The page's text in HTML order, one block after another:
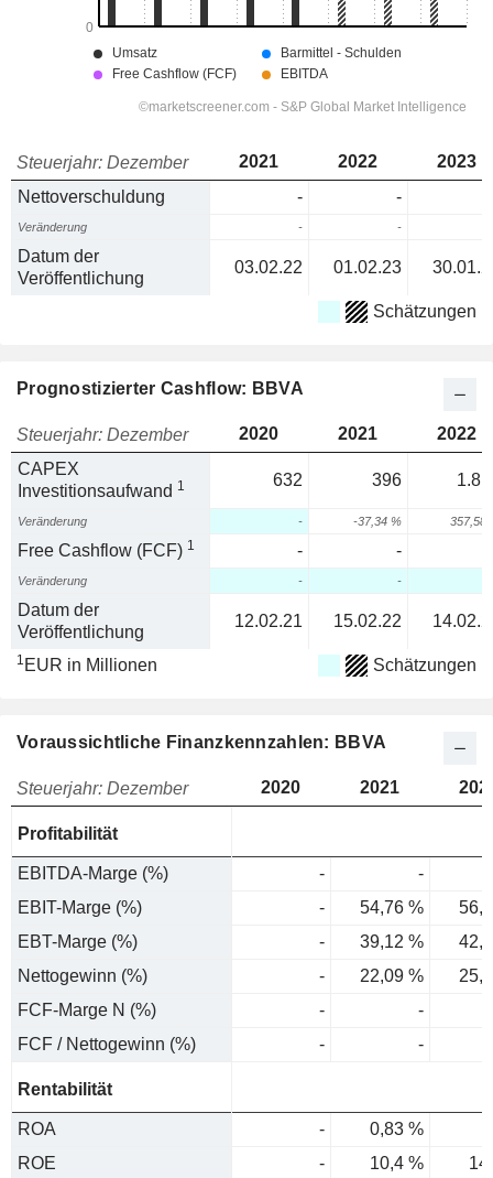
Steuerjahr: Dezember 2021 2022
2023
Nettoverschuldung
- -
Veränderung - -
Datum der
Veröffentlichung
03.02.22 01.02.23
Schätzungen
Prognostizierter Cashflow: BBVA
Steuerjahr: Dezember 2020 2021
2022
CAPEX
Investitionsaufwand 1 632 396
Veränderung - -37,34 % 357,58
Free Cashflow (FCF) 1 - -
Veränderung - -
Datum der
Veröffentlichung
12.02.21 15.02.22
1 EUR in Millionen Schätzungen
Voraussichtliche Finanzkennzahlen: BBVA
Steuerjahr: Dezember 2020 2021
Profitabilität
EBITDA-Marge (%) -
-
EBIT-Marge (%)
- 54,76 %
EBT-Marge (%)
- 39,12 %
Nettogewinn (%)
- 22,09 %
FCF-Marge N (%)
-
-
FCF / Nettogewinn (%)
- -
Rentabilität
ROA -
0,83 %
ROE
- 10,4 %